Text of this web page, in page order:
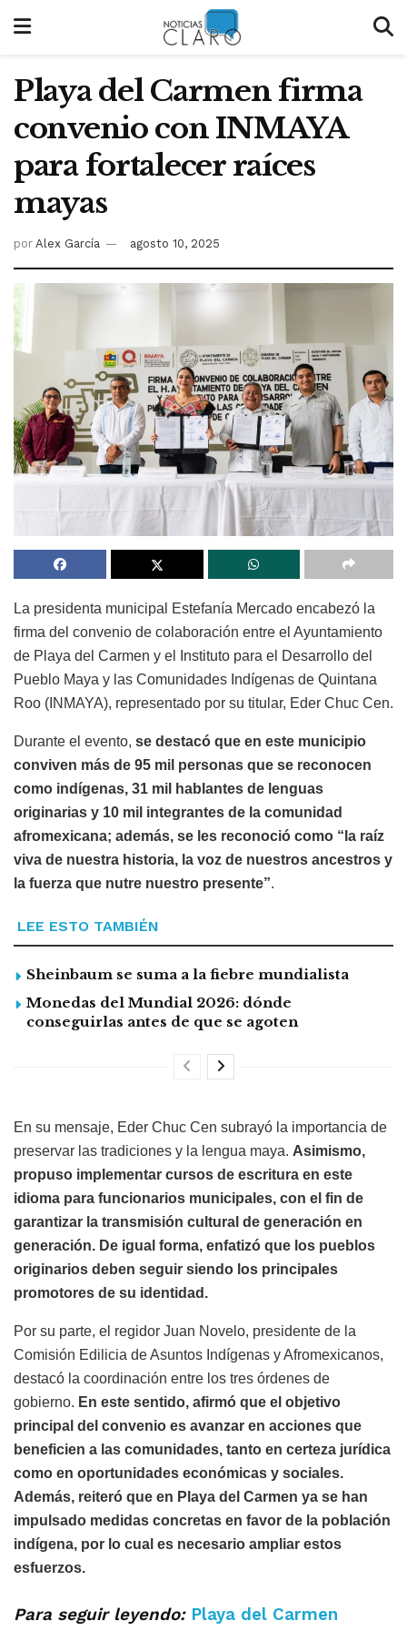
Playa del Carmen firma
convenio con INMAYA
para fortalecer raíces
mayas
por Alex García agosto 10, 2025
La presidenta municipal Estefanía Mercado encabezó la
firma del convenio de colaboración entre el Ayuntamiento
de Playa del Carmen y el Instituto para el Desarrollo del
Pueblo Maya y las Comunidades Indígenas de Quintana
Roo (INMAYA), representado por su titular, Eder Chuc Cen.
Durante el evento, se destacó que en este municipio
conviven más de 95 mil personas que se reconocen
como indígenas, 31 mil hablantes de lenguas
originarias y 10 mil integrantes de la comunidad
afromexicana; además, se les reconoció como “la raíz
viva de nuestra historia, la voz de nuestros ancestros y
la fuerza que nutre nuestro presente”.
LEE ESTO TAMBIÉN
Sheinbaum se suma a la fiebre mundialista
Monedas del Mundial 2026: dónde
conseguirlas antes de que se agoten
En su mensaje, Eder Chuc Cen subrayó la importancia de
preservar las tradiciones y la lengua maya. Asimismo,
propuso implementar cursos de escritura en este
idioma para funcionarios municipales, con el fin de
garantizar la transmisión cultural de generación en
generación. De igual forma, enfatizó que los pueblos
originarios deben seguir siendo los principales
promotores de su identidad.
Por su parte, el regidor Juan Novelo, presidente de la
Comisión Edilicia de Asuntos Indígenas y Afromexicanos,
destacó la coordinación entre los tres órdenes de
gobierno. En este sentido, afirmó que el objetivo
principal del convenio es avanzar en acciones que
beneficien a las comunidades, tanto en certeza jurídica
como en oportunidades económicas y sociales.
Además, reiteró que en Playa del Carmen ya se han
impulsado medidas concretas en favor de la población
indígena, por lo cual es necesario ampliar estos
esfuerzos.
Para seguir leyendo: Playa del Carmen